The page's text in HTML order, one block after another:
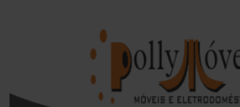
Bom Jesus da Lapa
Boquira